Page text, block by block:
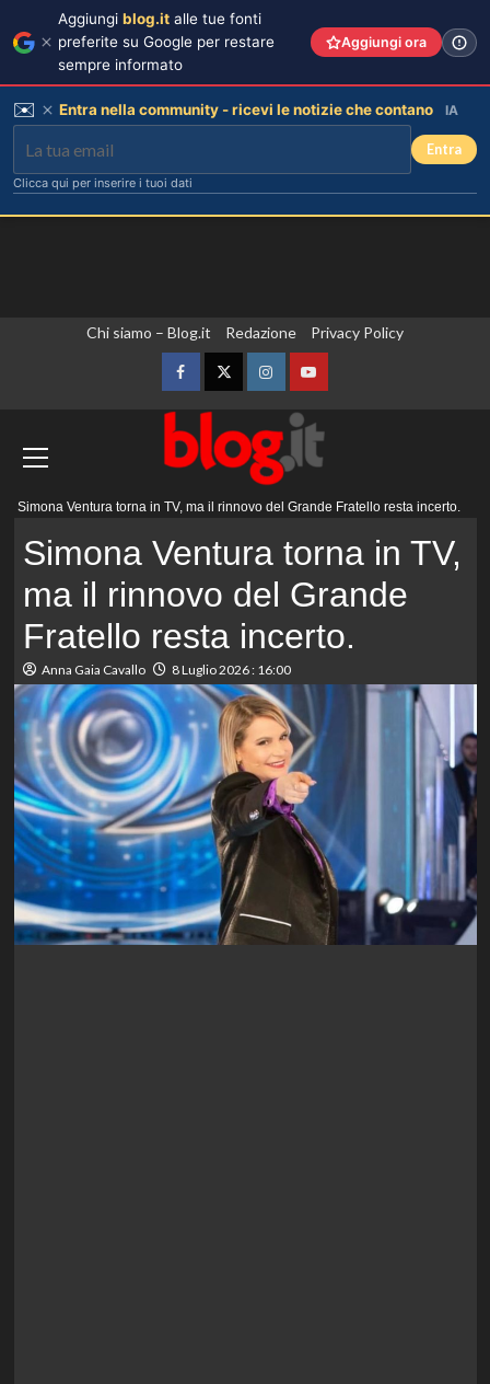
Chi siamo – Blog.it Redazione Privacy Policy
FacebookTwitterInstagramYouTube
Simona Ventura torna in TV, ma il rinnovo del Grande Fratello resta incerto.
Simona Ventura torna in TV,
ma il rinnovo del Grande
Fratello resta incerto.
Anna Gaia Cavallo 8 Luglio 2026 : 16:00
Aggiungi blog.it alle tue fonti
preferite su Google per restare
sempre informato
Aggiungi ora
✉️ Entra nella community - ricevi le notizie che contano IA
Entra
Clicca qui per inserire i tuoi dati